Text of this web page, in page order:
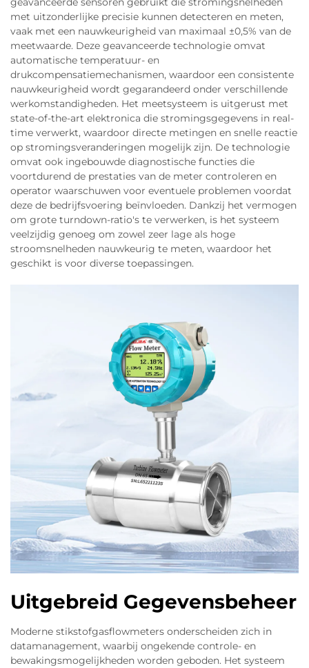
met uitzonderlijke precisie kunnen detecteren en meten,
vaak met een nauwkeurigheid van maximaal ±0,5% van de
meetwaarde. Deze geavanceerde technologie omvat
automatische temperatuur- en
drukcompensatiemechanismen, waardoor een consistente
nauwkeurigheid wordt gegarandeerd onder verschillende
werkomstandigheden. Het meetsysteem is uitgerust met
state-of-the-art elektronica die stromingsgegevens in real-
time verwerkt, waardoor directe metingen en snelle reactie
op stromingsveranderingen mogelijk zijn. De technologie
omvat ook ingebouwde diagnostische functies die
voortdurend de prestaties van de meter controleren en
operator waarschuwen voor eventuele problemen voordat
deze de bedrijfsvoering beïnvloeden. Dankzij het vermogen
om grote turndown-ratio's te verwerken, is het systeem
veelzijdig genoeg om zowel zeer lage als hoge
stroomsnelheden nauwkeurig te meten, waardoor het
geschikt is voor diverse toepassingen.
Uitgebreid Gegevensbeheer
Moderne stikstofgasflowmeters onderscheiden zich in
datamanagement, waarbij ongekende controle- en
bewakingsmogelijkheden worden geboden. Het systeem